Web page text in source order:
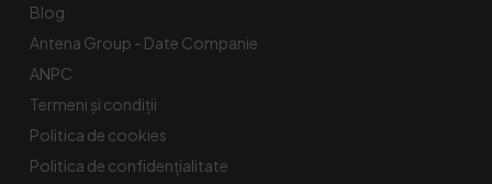
Blog
Antena Group - Date Companie
ANPC
Termeni și condiții
Politica de cookies
Politica de confidențialitate